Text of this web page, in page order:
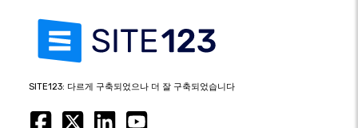
SITE123: 다르게 구축되었으나 더 잘 구축되었습니다